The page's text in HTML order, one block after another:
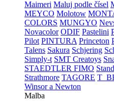
Maimeri Maluj podle čísel
MEYCO Molotow
COLORS MUNGYO
Novacolor ODIF Pastelini
Pilot PINTURA Princeton
Talens Sakura Schjering
Simply-t SMT Creatoys
STAEDTLER FIMO
Strathmore TAGORE
Winsor a Newton
Malba